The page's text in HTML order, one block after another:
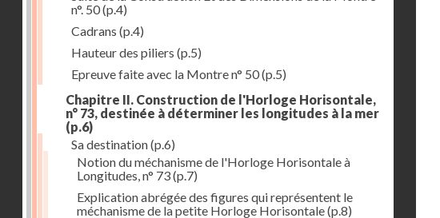
n°. 50(p.4)
Cadrans (p.4)
Hauteur des piliers (p.5)
Epreuve faite avec la Montre n° 50(p.5)
Chapitre II. Construction de l'Horloge Horisontale,
n° 73, destinée à déterminer les longitudes à la mer
(p.6)
Sa destination(p.6)
Notion du méchanisme de l'Horloge Horisontale à
Longitudes, n° 73(p.7)
Explication abrégée des figures qui représentent le
méchanisme de la petite Horloge Horisontale(p.8)